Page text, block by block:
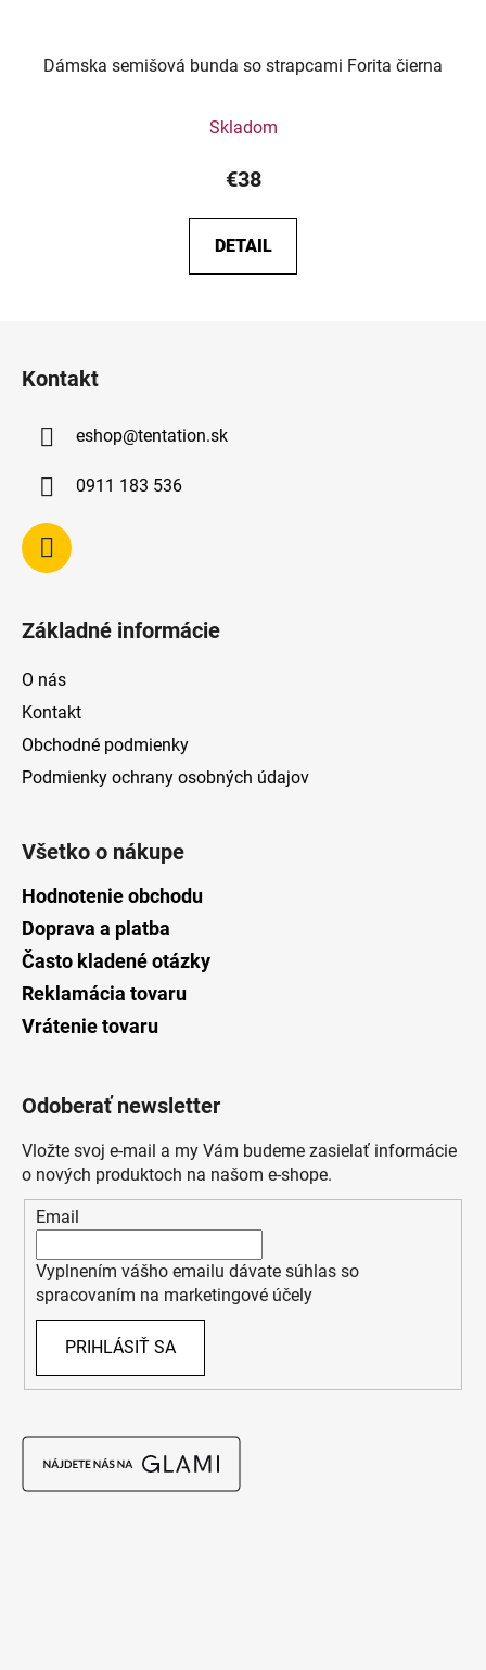
Dámska semišová bunda so strapcami Forita čierna
Skladom
€38
DETAIL
Kontakt
eshop@tentation.sk
0911 183 536
Základné informácie
O nás
Kontakt
Obchodné podmienky
Podmienky ochrany osobných údajov
Všetko o nákupe
Hodnotenie obchodu
Doprava a platba
Často kladené otázky
Reklamácia tovaru
Vrátenie tovaru
Odoberať newsletter
Vložte svoj e-mail a my Vám budeme zasielať informácie
o nových produktoch na našom e-shope.
Email
Vyplnením vášho emailu dávate súhlas so
spracovaním na marketingové účely
PRIHLÁSIŤ SA